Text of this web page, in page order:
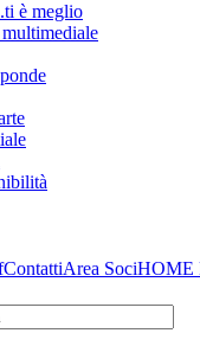
è meglio
ContattiArea SociHOME